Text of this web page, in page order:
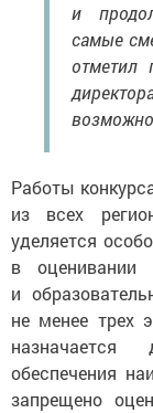
и
самые
отметил
Работы
из всех
уделяется
в оценивании
и
не менее трех
назначается
обеспечения
запрещено